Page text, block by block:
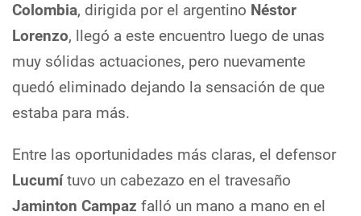
Colombia, dirigida por el argentino Néstor
Lorenzo, llegó a este encuentro luego de unas
muy sólidas actuaciones, pero nuevamente
quedó eliminado dejando la sensación de que
estaba para más.
Entre las oportunidades más claras, el defensor
Lucumítuvo un cabezazo en el travesaño
Jaminton Campaz falló un mano a mano en el